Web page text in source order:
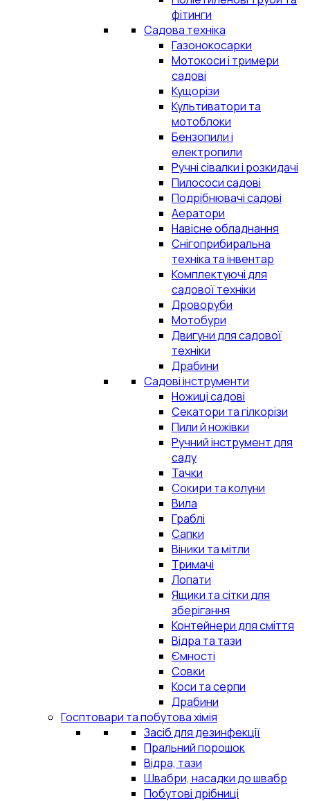
фітинги
Садова техніка
Газонокосарки
Мотокоси і тримери
садові
Кущорізи
Культиватори та
мотоблоки
Бензопили і
електропили
Ручні сівалки і розкидачі
Пилососи садові
Подрібнювачі садові
Аератори
Навісне обладнання
Снігоприбиральна
техніка та інвентар
Комплектуючі для
садової техніки
Дроворуби
Мотобури
Двигуни для садової
техніки
Драбини
Садові інструменти
Ножиці садові
Секатори та гілкорізи
Пили й ножівки
Ручний інструмент для
саду
Тачки
Сокири та колуни
Вила
Граблі
Сапки
Віники та мітли
Тримачі
Лопати
Ящики та сітки для
зберігання
Контейнери для сміття
Відра та тази
Ємності
Совки
Коси та серпи
Драбини
Госптовари та побутова хімія
Засіб для дезинфекції
Пральний порошок
Відра, тази
Швабри, насадки до швабр
Побутові дрібниці